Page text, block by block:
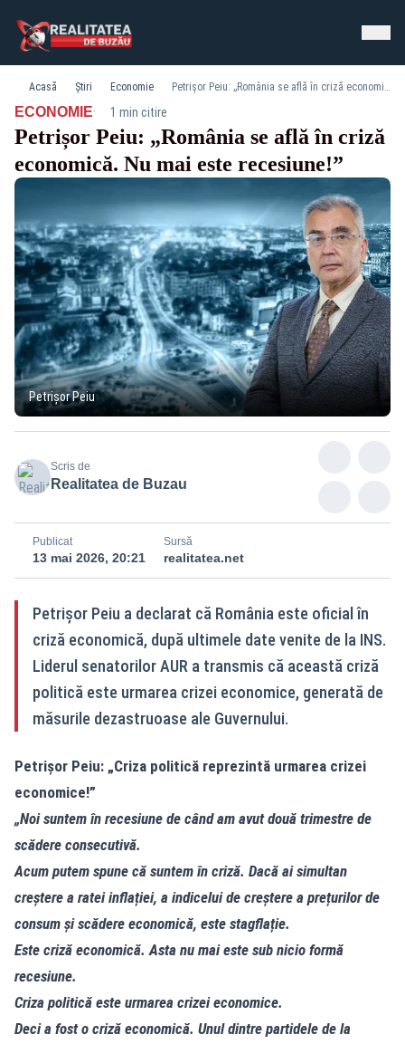
Acasă Știri Economie Petrișor Peiu: „România se află în criză economică. Nu mai este recesiune!”
ECONOMIE· 1 min citire
Petrișor Peiu: „România se află în criză
economică. Nu mai este recesiune!”
Petrișor Peiu
Scris de
Realitatea de Buzau
Publicat
13 mai 2026, 20:21
Sursă
realitatea.net
Petrișor Peiu a declarat că România este oficial în
criză economică, după ultimele date venite de la INS.
Liderul senatorilor AUR a transmis că această criză
politică este urmarea crizei economice, generată de
măsurile dezastruoase ale Guvernului.
Petrișor Peiu: „Criza politică reprezintă urmarea crizei
economice!”
„Noi suntem în recesiune de când am avut două trimestre de
scădere consecutivă.
Acum putem spune că suntem în criză. Dacă ai simultan
creștere a ratei inflației, a indicelui de creștere a prețurilor de
consum și scădere economică, este stagflație.
Este criză economică. Asta nu mai este sub nicio formă
recesiune.
Criza politică este urmarea crizei economice.
Deci a fost o criză economică. Unul dintre partidele de la